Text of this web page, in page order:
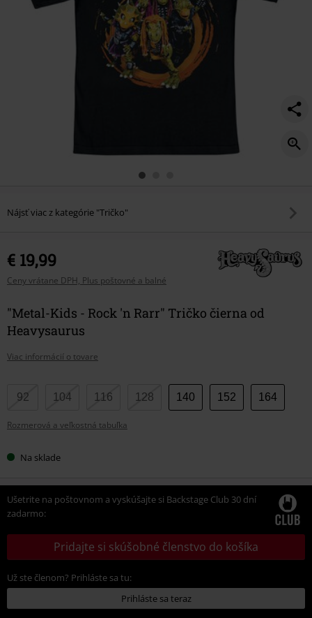
Nájsť viac z kategórie "Tričko"
€ 19,99
Ceny vrátane DPH, Plus poštovné a balné
"Metal-Kids - Rock 'n Rarr" Tričko čierna od
Heavysaurus
Viac informácií o tovare
Vyberte
veľkosť
92 104 116 128 140 152 164
Rozmerová a veľkostná tabuľka
Na sklade
Ušetrite na poštovnom a vyskúšajte si Backstage Club 30 dní
zadarmo:
Pridajte si skúšobné členstvo do košíka
Už ste členom? Prihláste sa tu:
Prihláste sa teraz